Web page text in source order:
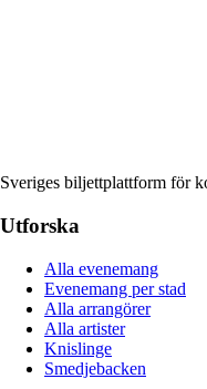
Sveriges biljettplattform för
Utforska
Alla evenemang
Evenemang per stad
Alla arrangörer
Alla artister
Knislinge
Smedjebacken